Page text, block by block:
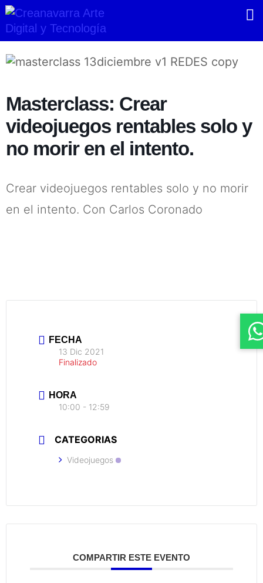
Ir
al
contenido
Masterclass: Crear
videojuegos rentables solo y
no morir en el intento.
Crear videojuegos rentables solo y no morir
en el intento. Con Carlos Coronado
FECHA
13 Dic 2021
Finalizado
HORA
10:00 - 12:59
CATEGORIAS
Videojuegos
COMPARTIR ESTE EVENTO